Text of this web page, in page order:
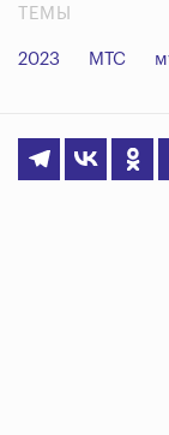
ТЕМЫ
2023 МТС